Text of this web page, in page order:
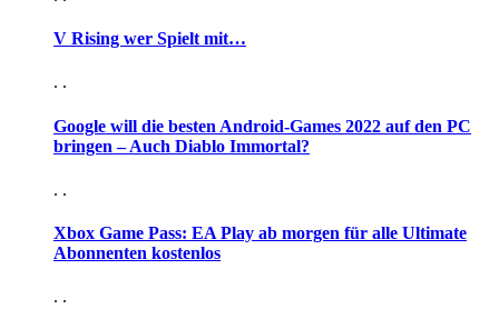
V Rising wer Spielt mit…
. .
Google will die besten Android-Games 2022 auf den PC
bringen – Auch Diablo Immortal?
. .
Xbox Game Pass: EA Play ab morgen für alle Ultimate
Abonnenten kostenlos
. .